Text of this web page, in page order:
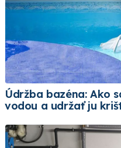
Údržba bazéna: Ako
vodou a udržať ju